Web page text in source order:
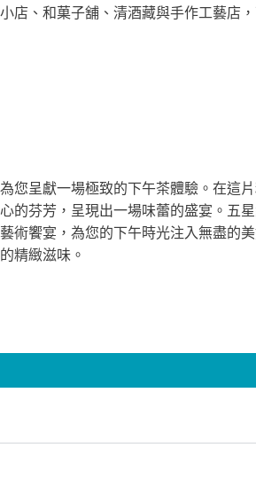
店、和菓子舖、清酒藏與手作工藝店
您呈獻一場極致的下午茶體驗。在這
的芬芳，呈現出一場味蕾的盛宴。五星
術饗宴，為您的下午時光注入無盡的
精緻滋味。